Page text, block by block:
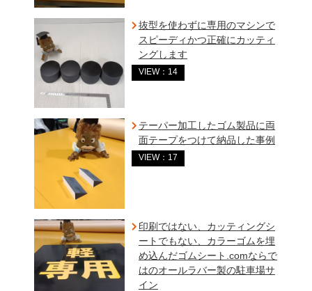
抜型を使わずに専用のマシンで
スピーディかつ正確にカッティ
ングします
VIEW：14
テーパー加工したゴム製品に両
面テープをつけて納品した事例
VIEW：17
印刷ではない、カッティングシ
ートでもない、カラーゴムを埋
め込んだゴムシート.comならで
はのオールラバー製の駐車場サ
イン